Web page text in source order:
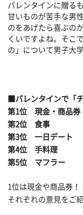
バレンタインに贈る
甘いものが苦手な男
のをあげたら喜ぶの
くいですよね。そこ
の」について男子大
■バレンタインで「
第1位 現金・商品
第2位 食事 13
第3位 一日デート
第4位 手料理 6
第5位 マフラー
1位は現金や商品券！
それぞれの意見をご